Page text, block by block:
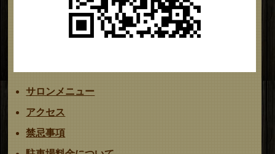
サロンメニュー
アクセス
禁忌事項